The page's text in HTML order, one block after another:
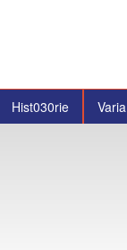
Hist030rie Varia